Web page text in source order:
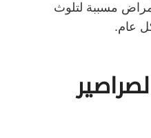
مسببة لتلوث
عام.